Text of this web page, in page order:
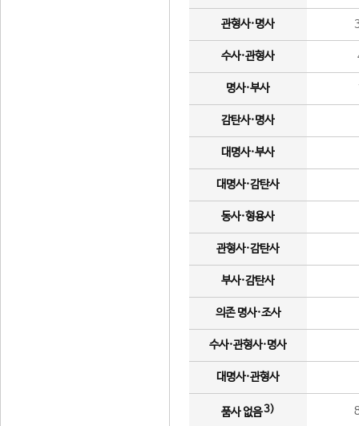
관형사·명사
수사·관형사
명사·부사
감탄사·명사
대명사·부사
대명사·감탄사
동사·형용사
관형사·감탄사
부사·감탄사
의존 명사·조사
수사·관형사·명사
대명사·관형사
품사 없음3)